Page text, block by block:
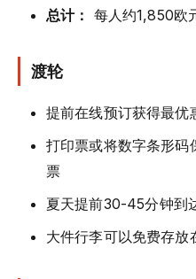
总计： 每人约1,850欧
渡轮
提前在线预订获得最优
打印票或将数字条形
票
夏天提前30-45分钟到
大件行李可以免费存放